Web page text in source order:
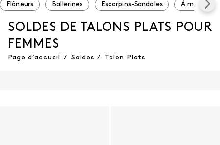
Flâneurs Ballerines Escarpins-Sandales Á moins de
SOLDES DE TALONS PLATS POUR
FEMMES
Page d’accueil / Soldes / Talon Plats